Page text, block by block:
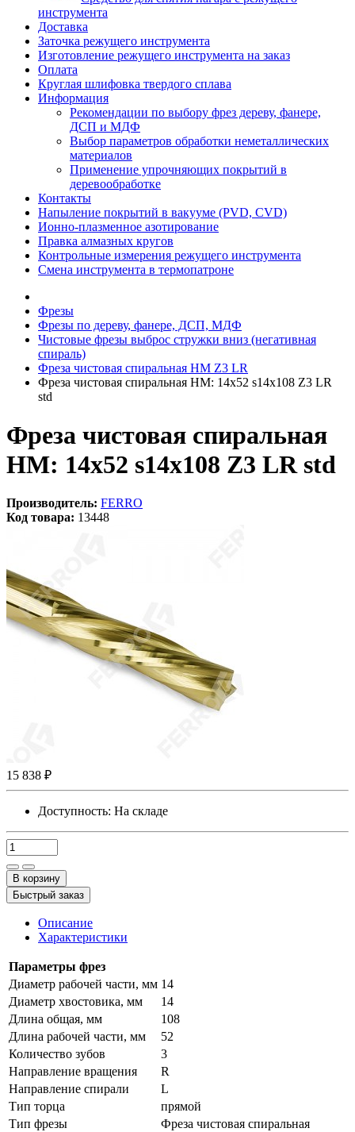
инструмента
Доставка
Заточка режущего инструмента
Изготовление режущего инструмента на заказ
Оплата
Круглая шлифовка твердого сплава
Информация
Рекомендации по выбору фрез дереву, фанере,
ДСП и МДФ
Выбор параметров обработки неметаллических
материалов
Применение упрочняющих покрытий в
деревообработке
Контакты
Напыление покрытий в вакууме (PVD, CVD)
Ионно-плазменное азотирование
Правка алмазных кругов
Контрольные измерения режущего инструмента
Смена инструмента в термопатроне
Фрезы
Фрезы по дереву, фанере, ДСП, МДФ
Чистовые фрезы выброс стружки вниз (негативная
спираль)
Фреза чистовая спиральная HM Z3 LR
Фреза чистовая спиральная HM: 14x52 s14x108 Z3 LR
std
Фреза чистовая спиральная
HM: 14x52 s14x108 Z3 LR std
Производитель: FERRO
Код товара: 13448
15 838 ₽
Доступность: На складе
В корзину
Быстрый заказ
Описание
Характеристики
Параметры фрез
Диаметр рабочей части, мм 14
Диаметр хвостовика, мм
14
Длина общая, мм
108
Длина рабочей части, мм
52
Количество зубов
3
Направление вращения
R
Направление спирали
L
Тип торца
прямой
Тип фрезы
Фреза чистовая спиральная